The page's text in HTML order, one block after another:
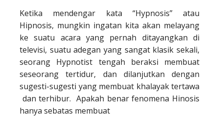
Ketika mendengar kata “Hypnosis” atau
Hipnosis, mungkin ingatan kita akan melayang
ke suatu acara yang pernah ditayangkan di
televisi, suatu adegan yang sangat klasik sekali,
seorang Hypnotist tengah beraksi membuat
seseorang tertidur, dan dilanjutkan dengan
sugesti-sugesti yang membuat khalayak tertawa
dan terhibur. Apakah benar fenomena Hinosis
hanya sebatas membuat